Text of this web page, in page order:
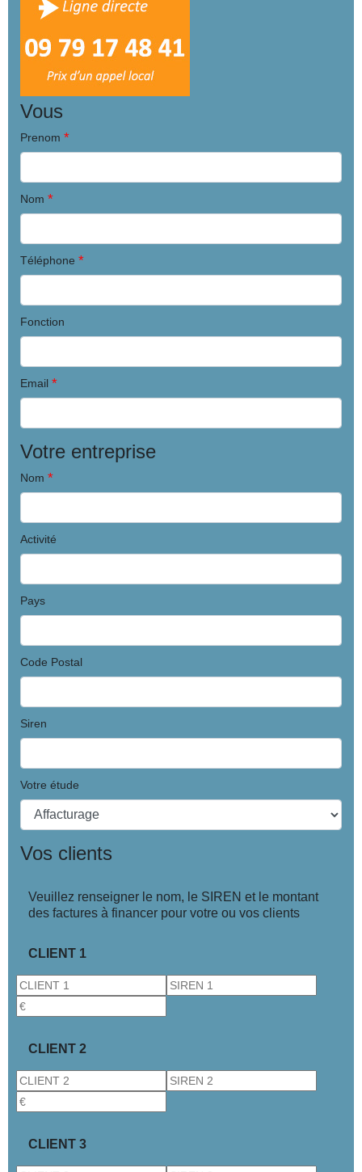
Vous
Prenom *
Nom *
Téléphone *
Fonction
Email *
Votre entreprise
Nom *
Activité
Pays
Code Postal
Siren
Votre étude
Vos clients
Veuillez renseigner le nom, le SIREN et le montant
des factures à financer pour votre ou vos clients
CLIENT 1
CLIENT 2
CLIENT 3